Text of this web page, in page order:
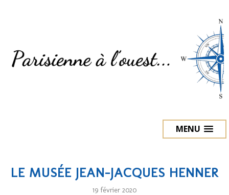
MENU
LE MUSÉE JEAN-JACQUES HENNER
19 février 2020